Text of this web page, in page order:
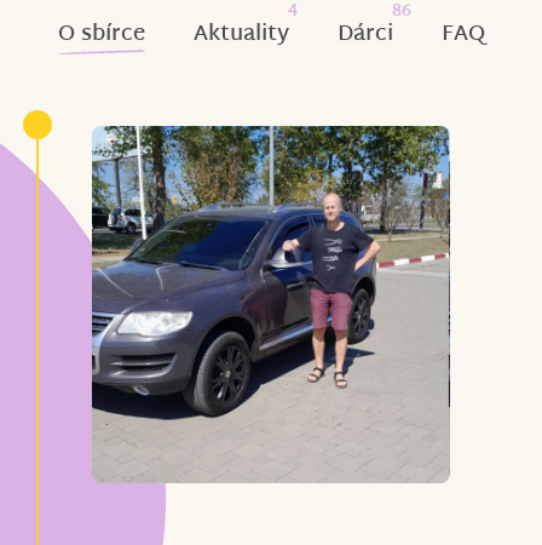
O sbírce Aktuality
4
Dárci
86
FAQ